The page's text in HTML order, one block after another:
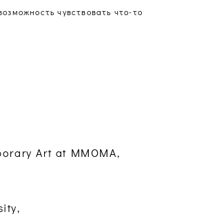
чувствовать что-то
Art at MMOMA,